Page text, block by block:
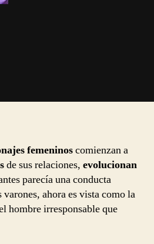
femeninoscomienzan a
de sus relaciones, evolucionan
parecía una conducta
varones, ahora es vista como la
hombre irresponsable que